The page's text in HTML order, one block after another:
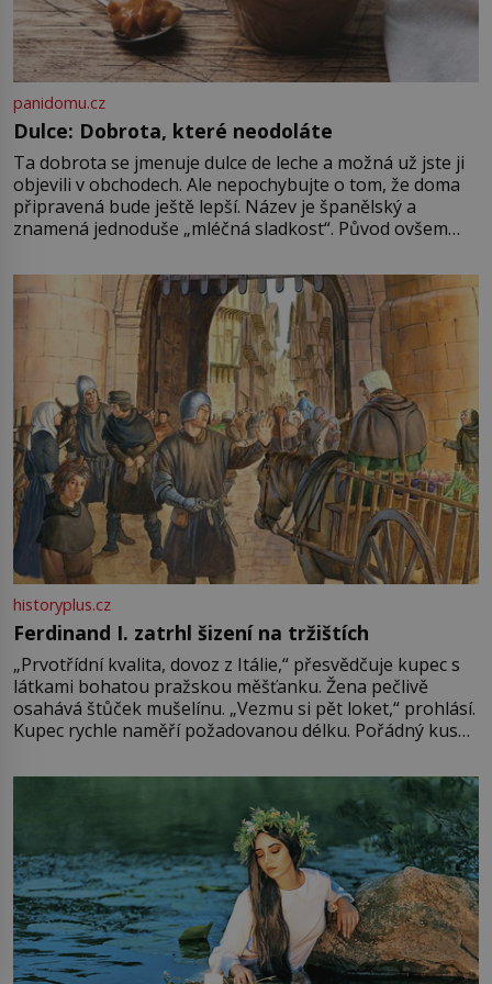
panidomu.cz
Dulce: Dobrota, které neodoláte
Ta dobrota se jmenuje dulce de leche a možná už jste ji
objevili v obchodech. Ale nepochybujte o tom, že doma
připravená bude ještě lepší. Název je španělský a
znamená jednoduše „mléčná sladkost“. Původ ovšem
pře hned několik latinskoamerických zemí a k tomu
Francie, kde se traduje,
historyplus.cz
Ferdinand I. zatrhl šizení na tržištích
„Prvotřídní kvalita, dovoz z Itálie,“ přesvědčuje kupec s
látkami bohatou pražskou měšťanku. Žena pečlivě
osahává štůček mušelínu. „Vezmu si pět loket,“ prohlásí.
Kupec rychle naměří požadovanou délku. Pořádný kus
milostpaní. Stačí jenom na sukni,“ zhodnotí švadlena
množství růžového mušelínu. „Ošidili vás, podívejte.“